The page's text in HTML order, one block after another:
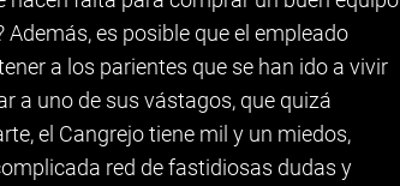
es posible que el empleado
a los parientes que se han ido a vivir
a uno de sus vástagos, que quizá
el Cangrejo tiene mil y un miedos,
red de fastidiosas dudas y